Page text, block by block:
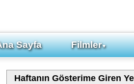
Sayfa Filmler▼
Haftanın Gösterime Giren